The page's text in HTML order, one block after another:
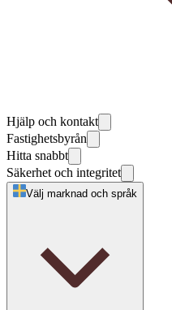
Hjälp och kontakt
Fastighetsbyrån
Hitta snabbt
Säkerhet och integritet
Välj marknad och språk